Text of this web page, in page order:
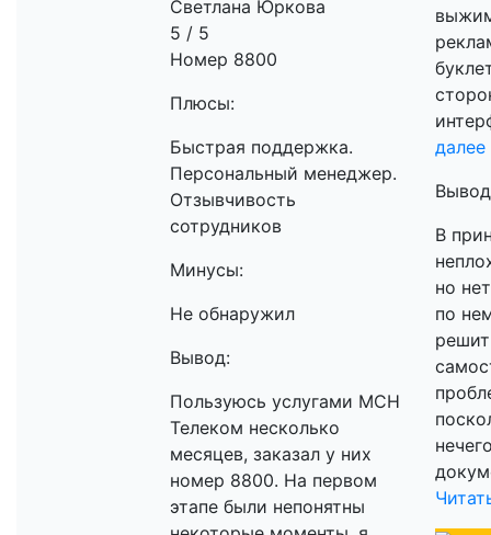
Светлана Юркова
5 / 5
Номер 8800
Плюсы:
Быстрая поддержка.
Персональный менеджер.
Отзывчивость
сотрудников
Минусы:
Не обнаружил
Вывод:
Пользуюсь услугами МСН
Телеком несколько
месяцев, заказал у них
номер 8800. На первом
этапе были непонятны
далее
В
но
по